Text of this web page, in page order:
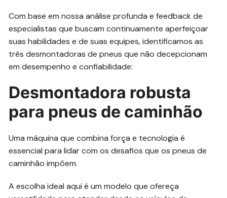
Com base em nossa análise profunda e feedback de
especialistas que buscam continuamente aperfeiçoar
suas habilidades e de suas equipes, identificamos as
três desmontadoras de pneus que não decepcionam
em desempenho e confiabilidade:
Desmontadora robusta
para pneus de caminhão
Uma máquina que combina força e tecnologia é
essencial para lidar com os desafios que os pneus de
caminhão impõem.
A escolha ideal aqui é um modelo que ofereça